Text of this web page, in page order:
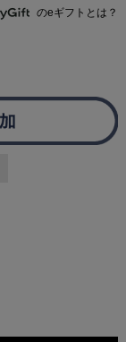
のeギフトとは？